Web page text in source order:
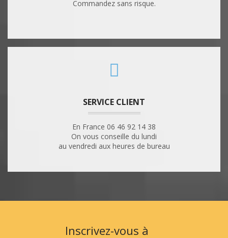
Commandez sans risque.
SERVICE CLIENT
En France 06 46 92 14 38
On vous conseille du lundi
au vendredi aux heures de bureau
Inscrivez-vous à